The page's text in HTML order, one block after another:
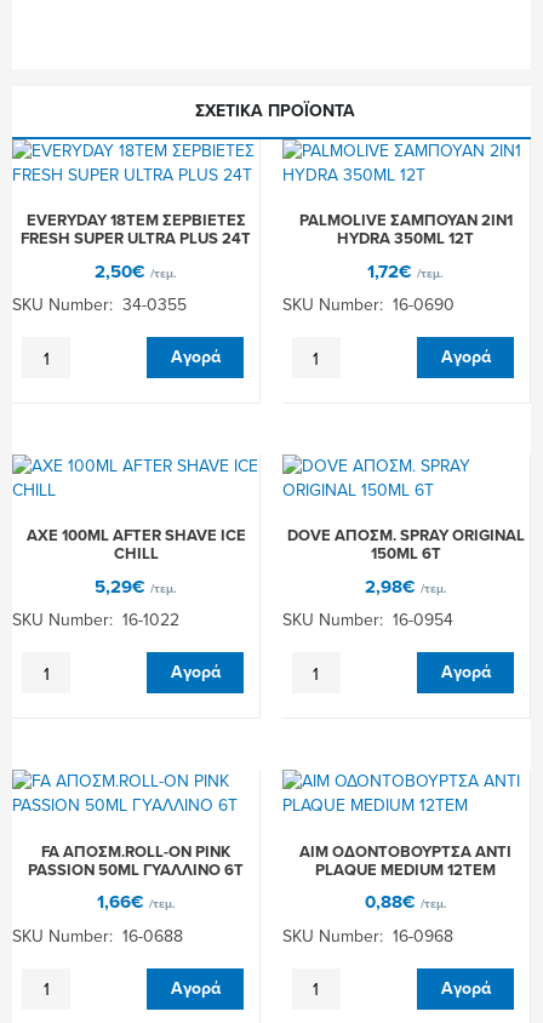
ΣΧΕΤΙΚΆ ΠΡΟΪΌΝΤΑ
EVERYDAY 18ΤΕΜ ΣΕΡΒΙΕΤΕΣ
FRESH SUPER ULTRA PLUS 24Τ
2,50€ /τεμ.
SKU Number: 34-0355
Αγορά
EVERYDAY
ULTRA
PLUS
ποσότητα
PALMOLIVE ΣΑΜΠΟΥΑΝ 2IN1
HYDRA 350ML 12Τ
1,72€ /τεμ.
SKU Number: 16-0690
Αγορά
PALMOLIVE
12Τ
ποσότητα
AXE 100ML AFTER SHAVE ICE
CHILL
5,29€ /τεμ.
SKU Number: 16-1022
Αγορά
AXE
CHILL
ποσότητα
DOVE ΑΠΟΣΜ. SPRAY ORIGINAL
150ML 6Τ
2,98€ /τεμ.
SKU Number: 16-0954
Αγορά
DOVE
6Τ
ποσότητα
FA ΑΠΟΣΜ.ROLL-ON PINK
PASSION 50ML ΓΥΑΛΛΙΝΟ 6Τ
1,66€ /τεμ.
SKU Number: 16-0688
Αγορά
AIM ΟΔΟΝΤΟΒΟΥΡΤΣΑ ANTI
PLAQUE MEDIUM 12ΤΕΜ
0,88€ /τεμ.
SKU Number: 16-0968
Αγορά
AIM